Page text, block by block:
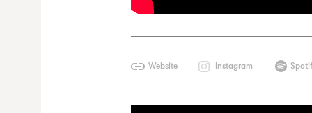
Website Instagram